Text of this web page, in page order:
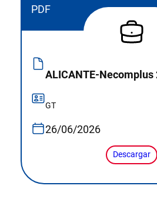
PDF
ALICANTE-Necomplus
GT
26/06/2026
Descargar